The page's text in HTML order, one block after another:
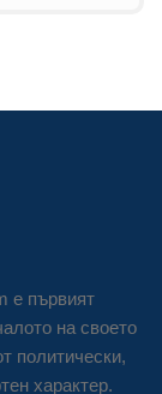
е първият
на своето
политически,
характер.